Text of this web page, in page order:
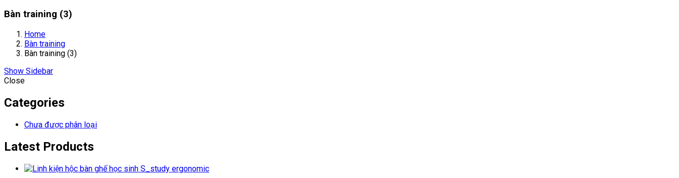
Bàn training (3)
Home
Bàn training
Bàn training (3)
Show Sidebar
Close
Categories
Chưa được phân loại
Latest Products